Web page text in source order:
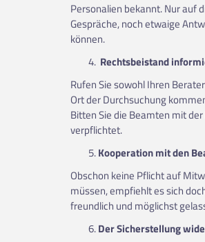
Personalien bekannt. Nur auf
Gespräche, noch etwaige
können.
Rechtsbeistand
Rufen Sie sowohl Ihren
Ort der Durchsuchung
Bitten Sie die Beamten mit
verpflichtet.
Kooperation mit den
Obschon keine Pflicht auf
müssen, empfiehlt es sich
freundlich und möglichst
Der Sicherstellung